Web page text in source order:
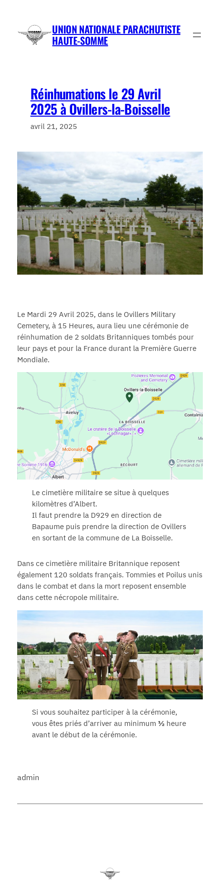
contenu
UNION NATIONALE PARACHUTISTE
HAUTE-SOMME
Réinhumations le 29 Avril
2025 à Ovillers-la-Boisselle
avril 21, 2025
Le Mardi 29 Avril 2025, dans le Ovillers Military
Cemetery, à 15 Heures, aura lieu une cérémonie de
réinhumation de 2 soldats Britanniques tombés pour
leur pays et pour la France durant la Première Guerre
Mondiale.
Le cimetière militaire se situe à quelques
kilomètres d’Albert.
Il faut prendre la D929 en direction de
Bapaume puis prendre la direction de Ovillers
en sortant de la commune de La Boisselle.
Dans ce cimetière militaire Britannique reposent
également 120 soldats français. Tommies et Poilus unis
dans le combat et dans la mort reposent ensemble
dans cette nécropole militaire.
Si vous souhaitez participer à la cérémonie,
vous êtes priés d’arriver au minimum½ heure
avant le début de la cérémonie.
admin